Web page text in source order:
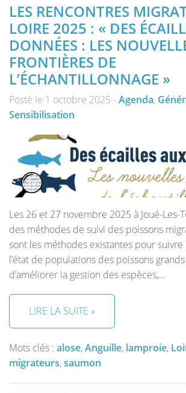
LES RENCONTRES
LOIRE 2025 : « DES
DONNÉES : LES
FRONTIÈRES DE
L’ÉCHANTILLONNAGE »
Posté le 1 octobre 2025 -Agenda,
Sensibilisation
Les 26 et 27 novembre 2025 à Joué-Les-
des méthodes de suivi des poissons
sont les méthodes existantes pour
l’état de populations des poissons
d’améliorer la gestion des espèces,…
LIRE LA SUITE »
Mots clés : alose,Anguille, lamproie,
migrateurs,saumon